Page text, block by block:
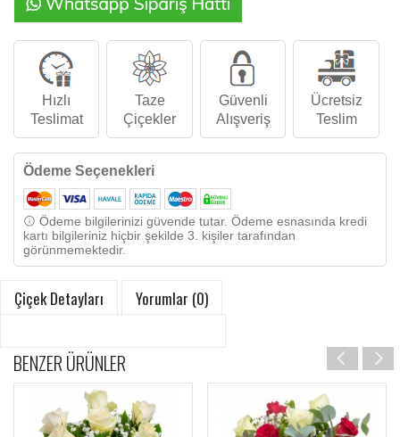
Hızlı
Teslimat
Taze
Çiçekler
Güvenli
Alışveriş
Ücretsiz
Teslim
Ödeme Seçenekleri
Ödeme bilgilerinizi güvende tutar. Ödeme esnasında kredi
kartı bilgileriniz hiçbir şekilde 3. kişiler tarafından
görünmemektedir.
Çiçek Detayları Yorumlar (0)
BENZER ÜRÜNLER